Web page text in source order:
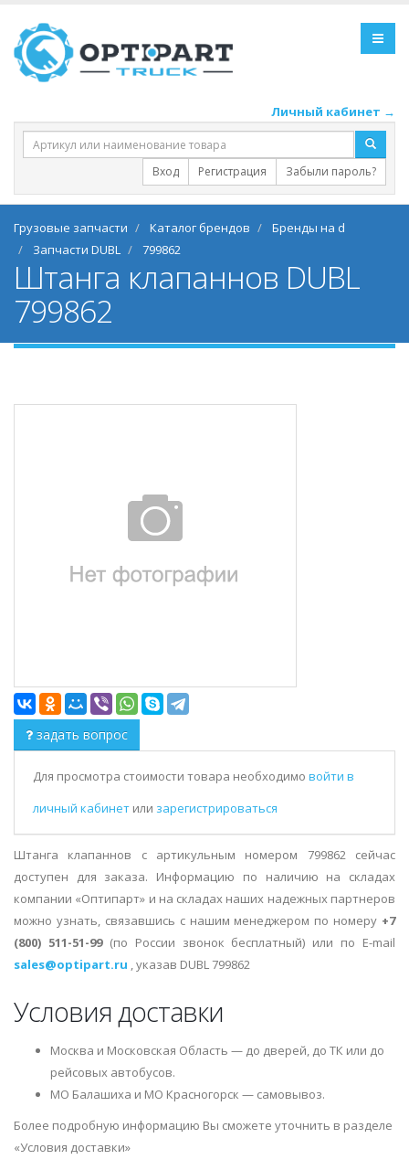
Личный кабинет →
Вход Регистрация Забыли пароль?
Грузовые запчасти Каталог брендов
Бренды на d
Запчасти DUBL
799862
Штанга клапаннов DUBL
799862
задать вопрос
Для просмотра стоимости товара необходимо войти в
личный кабинет или зарегистрироваться
Штанга клапаннов с артикульным номером 799862 сейчас
доступен для заказа. Информацию по наличию на складах
компании «Оптипарт» и на складах наших надежных партнеров
можно узнать, связавшись с нашим менеджером по номеру +7
(800) 511-51-99(по России звонок бесплатный) или по E-mail
sales@optipart.ru , указав DUBL 799862
Условия доставки
Москва и Московская Область — до дверей, до ТК или до
рейсовых автобусов.
МО Балашиха и МО Красногорск — самовывоз.
Более подробную информацию Вы сможете уточнить в разделе
«Условия доставки»